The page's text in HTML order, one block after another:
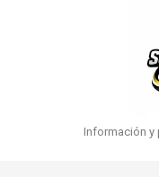
Información y